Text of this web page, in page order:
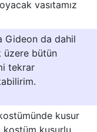
vasıtamız
Gideon da dahil
üzere bütün
tekrar
kusur
kostüm kusurlu